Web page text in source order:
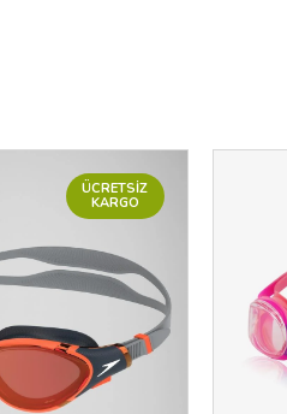
ÜCRETSIZ
KARGO